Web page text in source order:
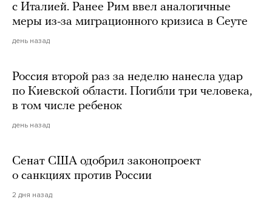
с Италией. Ранее Рим ввел аналогичные
меры из-за миграционного кризиса в Сеуте
день назад
Россия второй раз за неделю нанесла удар
по Киевской области. Погибли три человека,
в том числе ребенок
день назад
Сенат США одобрил законопроект
о санкциях против России
2 дня назад